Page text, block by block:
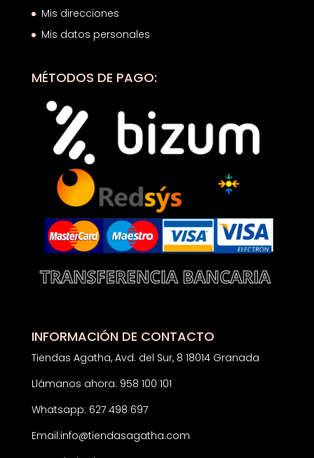
Mis direcciones
Mis datos personales
MÉTODOS DE PAGO:
INFORMACIÓN DE CONTACTO
Tiendas Agatha, Avd. del Sur, 8 18014 Granada
Llámanos ahora: 958 100 101
Whatsapp: 627 498 697
Email:info@tiendasagatha.com